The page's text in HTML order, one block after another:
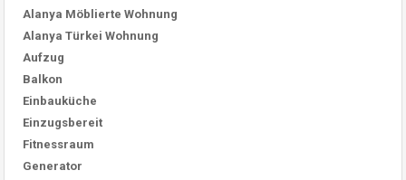
Alanya Möblierte Wohnung
Alanya Türkei Wohnung
Aufzug
Balkon
Einbauküche
Einzugsbereit
Fitnessraum
Generator